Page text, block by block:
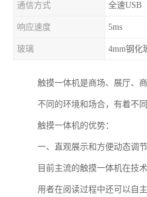
通信方式 全速USB
响应速度 5ms
玻璃 4mm钢化
触摸一体机是商场、展厅、
不同的环境和场合，有着不
触摸一体机的优势：
一、直观展示和方便动态调节
目前主流的触摸一体机在技
用者在阅读过程中还可以自